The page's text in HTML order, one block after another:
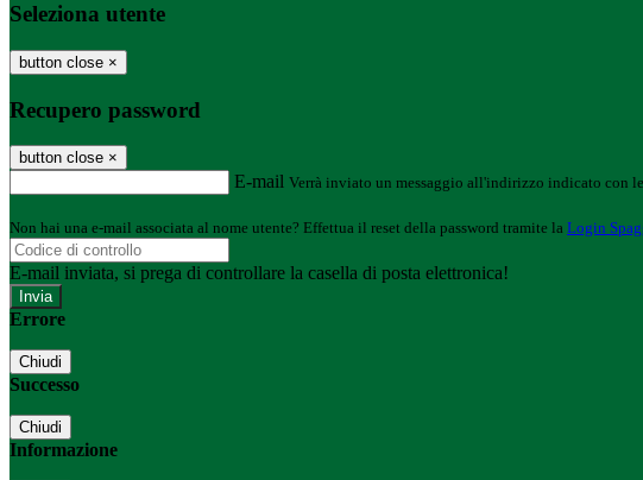
Seleziona utente
button close ×
Recupero password
button close ×
E-mail Verrà inviato un messaggio all'indirizzo indicato con
Non hai una e-mail associata al nome utente? Effettua il reset della password tramite la Login
E-mail inviata, si prega di controllare la casella di posta elettronica!
Errore
Chiudi
Successo
Chiudi
Informazione